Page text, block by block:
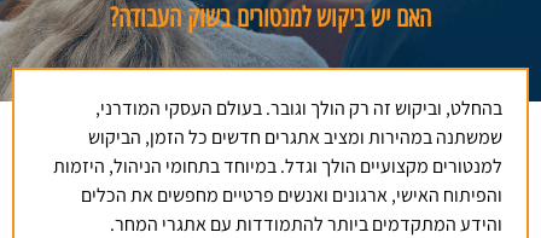
האם יש ביקוש למנטורים בשוק העבודה?
בהחלט, וביקוש זה רק הולך וגובר. בעולם העסקי המודרני,
שמשתנה במהירות ומציב אתגרים חדשים כל הזמן, הביקוש
למנטורים מקצועיים הולך וגדל. במיוחד בתחומי הניהול, היזמות
והפיתוח האישי, ארגונים ואנשים פרטיים מחפשים את הכלים
והידע המתקדמים ביותר להתמודדות עם אתגרי המחר.